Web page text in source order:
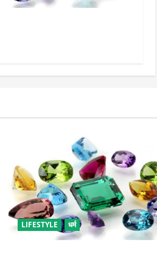
LIFESTYLE धर्म